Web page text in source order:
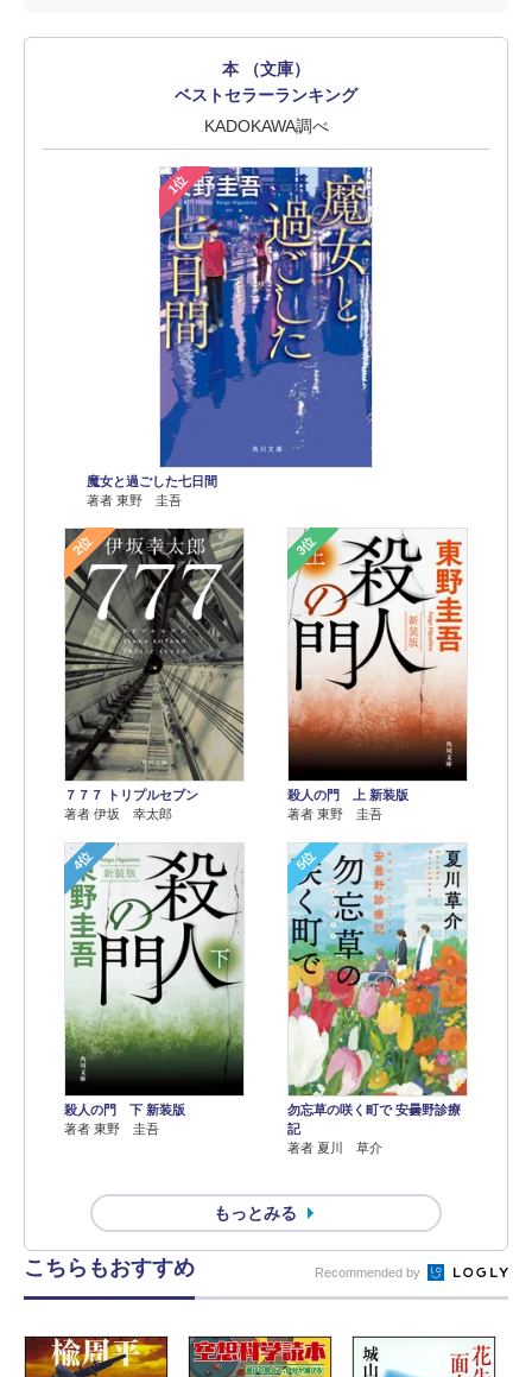
本 （文庫）
ベストセラーランキング
KADOKAWA調べ
1位
魔女と過ごした七日間
著者 東野 圭吾
2位
７７７ トリプルセブン
著者 伊坂 幸太郎
3位
殺人の門 上 新装版
著者 東野 圭吾
4位
殺人の門 下 新装版
著者 東野 圭吾
5位
勿忘草の咲く町で 安曇野診療
記
著者 夏川 草介
もっとみる
こちらもおすすめ Recommended by